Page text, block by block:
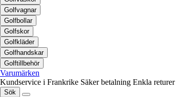
Golfvagnar
Golfbollar
Golfskor
Golfkläder
Golfhandskar
Golftillbehör
Varumärken
Kundservice i Frankrike Säker betalning Enkla returer
Sök